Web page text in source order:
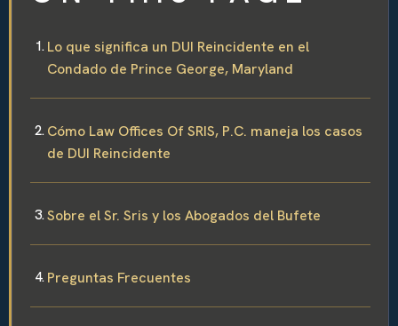
Lo que significa un DUI Reincidente en el
Condado de Prince George, Maryland
Cómo Law Offices Of SRIS, P.C. maneja los casos
de DUI Reincidente
Sobre el Sr. Sris y los Abogados del Bufete
Preguntas Frecuentes